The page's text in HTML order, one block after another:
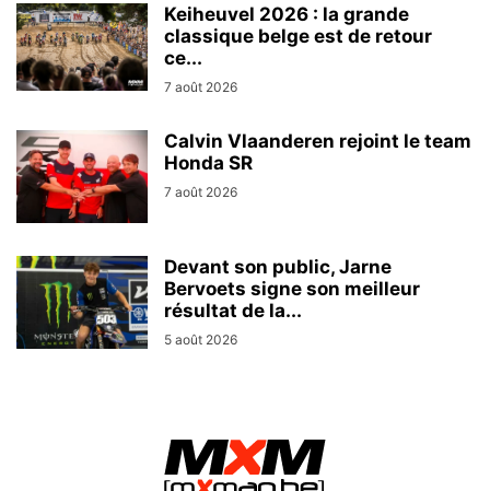
Keiheuvel 2026 : la grande
classique belge est de retour
ce...
7 août 2026
Calvin Vlaanderen rejoint le team
Honda SR
7 août 2026
Devant son public, Jarne
Bervoets signe son meilleur
résultat de la...
5 août 2026